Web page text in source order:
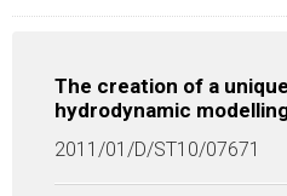
The creation of a
hydrodynamic
2011/01/D/ST10/07671